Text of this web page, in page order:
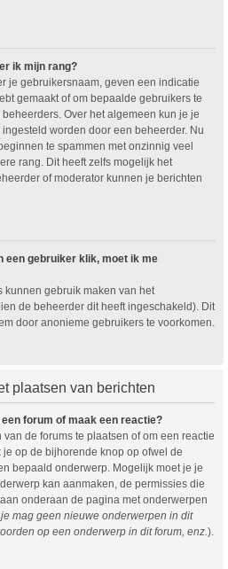
ik mijn rang?
je gebruikersnaam, geven een indicatie
gemaakt of om bepaalde gebruikers te
Over het algemeen kun je je
worden door een beheerder. Nu
te spammen met onzinnig veel
rang. Dit heeft zelfs mogelijk het
of moderator kunnen je berichten
een gebruiker klik, moet ik me
gebruik maken van het
de beheerder dit heeft ingeschakeld). Dit
door anonieme gebruikers te voorkomen.
plaatsen van berichten
forum of maak een reactie?
de forums te plaatsen of om een reactie
op de bijhorende knop op ofwel de
bepaald onderwerp. Mogelijk moet je je
kan aanmaken, de permissies die
onderaan de pagina met onderwerpen
je mag geen nieuwe onderwerpen in dit
op een onderwerp in dit forum, enz. ).